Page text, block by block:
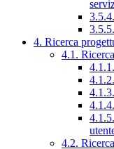
4. Ricerca
4.1.
4.2.